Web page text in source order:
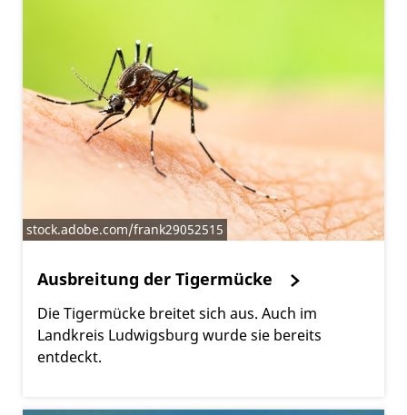
stock.adobe.com/frank29052515
Ausbreitung der Tigermücke
Die Tigermücke breitet sich aus. Auch im
Landkreis Ludwigsburg wurde sie bereits
entdeckt.